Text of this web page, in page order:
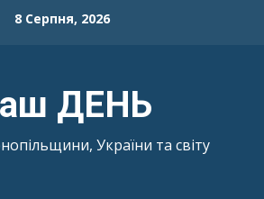
8 Серпня, 2026
ДЕНЬ
України та світу